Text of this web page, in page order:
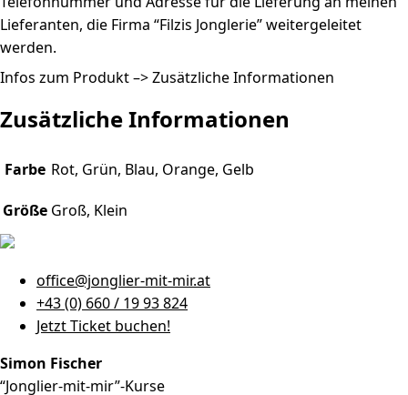
Lieferanten, die Firma “Filzis Jonglerie” weitergeleitet
werden.
Infos zum Produkt –> Zusätzliche Informationen
Zusätzliche Informationen
Farbe Rot, Grün, Blau, Orange, Gelb
Größe Groß, Klein
office@jonglier-mit-mir.at
+43 (0) 660 / 19 93 824
Jetzt Ticket buchen!
Simon Fischer
“Jonglier-mit-mir”-Kurse